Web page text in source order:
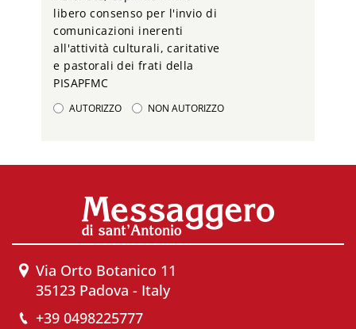
libero consenso per l'invio di
comunicazioni inerenti
all'attività culturali, caritative
e pastorali dei frati della
PISAPFMC
AUTORIZZO NON AUTORIZZO
Via Orto Botanico 11
35123 Padova - Italy
+39 0498225777